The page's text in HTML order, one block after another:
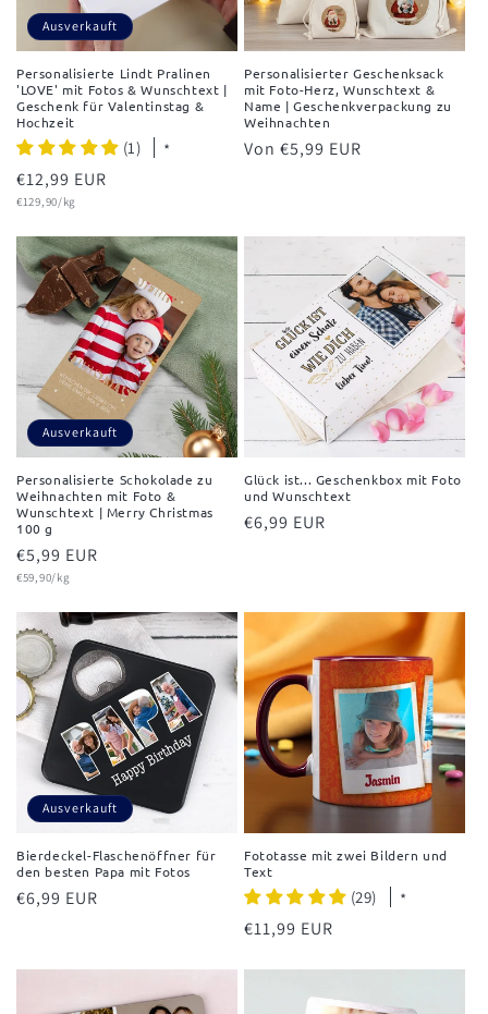
Ausverkauft
Personalisierte Lindt Pralinen
'LOVE' mit Fotos & Wunschtext |
Geschenk für Valentinstag &
Hochzeit
(1) *
Normaler
Preis
€12,99 EUR
Grundpreis
€129,90/kg
Personalisierter Geschenksack
mit Foto-Herz, Wunschtext &
Name | Geschenkverpackung zu
Weihnachten
Normaler
Von €5,99 EUR
Ausverkauft
Personalisierte Schokolade zu
Weihnachten mit Foto &
Wunschtext | Merry Christmas
100 g
Normaler
Preis
€5,99 EUR
Grundpreis
€59,90/kg
Glück ist... Geschenkbox mit Foto
und Wunschtext
Normaler
€6,99 EUR
Ausverkauft
Bierdeckel-Flaschenöffner für
den besten Papa mit Fotos
Normaler
€6,99 EUR
Fototasse mit zwei Bildern und
Text
(29) *
Normaler
€11,99 EUR